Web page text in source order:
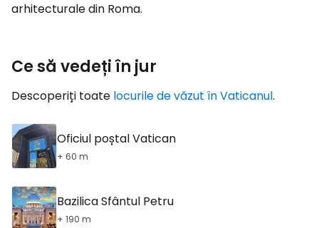
arhitecturale din Roma.
Ce să vedeți în jur
Descoperiți toate locurile de văzut în Vaticanul.
Oficiul poștal Vatican
+ 60 m
Bazilica Sfântul Petru
+ 190 m